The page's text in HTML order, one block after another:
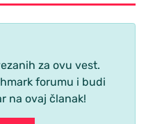
za ovu vest.
forumu i budi
na ovaj članak!